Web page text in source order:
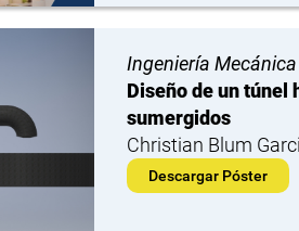
Ingeniería Mecánica
Diseño de un
sumergidos
Christian Blum
Descargar Póster